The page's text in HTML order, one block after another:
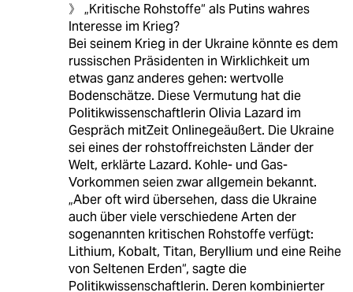
》 „Kritische Rohstoffe“ als Putins wahres
Interesse im Krieg?
Bei seinem Krieg in der Ukraine könnte es dem
russischen Präsidenten in Wirklichkeit um
etwas ganz anderes gehen: wertvolle
Bodenschätze. Diese Vermutung hat die
Politikwissenschaftlerin Olivia Lazard im
Gespräch mitZeit Onlinegeäußert. Die Ukraine
sei eines der rohstoffreichsten Länder der
Welt, erklärte Lazard. Kohle- und Gas-
Vorkommen seien zwar allgemein bekannt.
„Aber oft wird übersehen, dass die Ukraine
auch über viele verschiedene Arten der
sogenannten kritischen Rohstoffe verfügt:
Lithium, Kobalt, Titan, Beryllium und eine Reihe
von Seltenen Erden“, sagte die
Politikwissenschaftlerin. Deren kombinierter